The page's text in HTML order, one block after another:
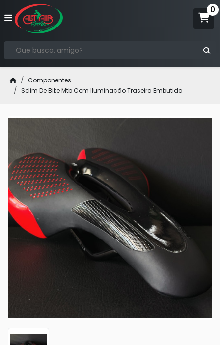
Componentes
Selim De Bike Mtb Com Iluminação Traseira Embutida